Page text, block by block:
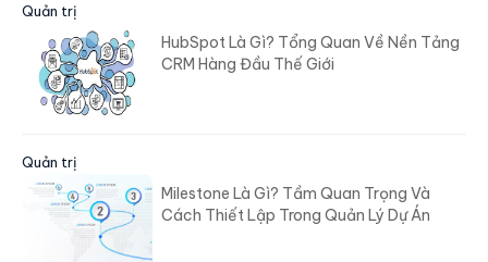
Quản trị
HubSpot Là Gì? Tổng Quan Về Nền Tảng
CRM Hàng Đầu Thế Giới
Quản trị
Milestone Là Gì? Tầm Quan Trọng Và
Cách Thiết Lập Trong Quản Lý Dự Án